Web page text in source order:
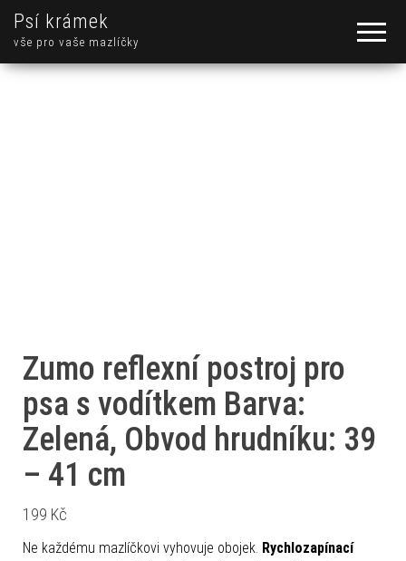
Psí krámek
vše pro vaše mazlíčky
Zumo reflexní postroj pro
psa s vodítkem Barva:
Zelená, Obvod hrudníku: 39
– 41 cm
199 Kč
Ne každému mazlíčkovi vyhovuje obojek. Rychlozapínací